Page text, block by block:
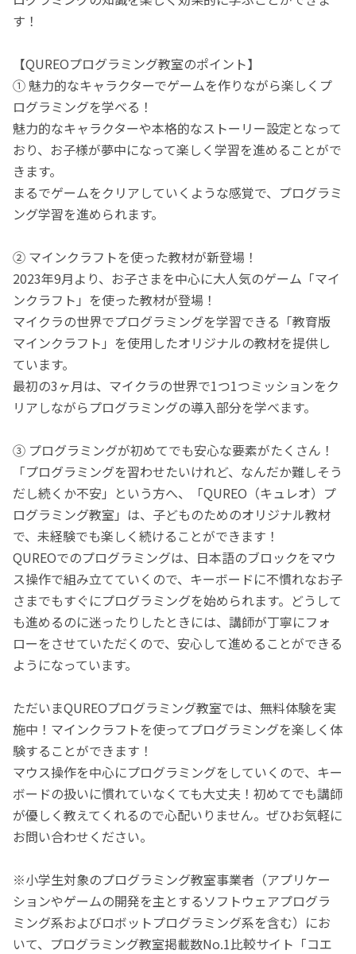
す！
【QUREOプログラミング教室のポイント】
① 魅力的なキャラクターでゲームを作りながら楽しくプ
ログラミングを学べる！
魅力的なキャラクターや本格的なストーリー設定となって
おり、お子様が夢中になって楽しく学習を進めることがで
きます。
まるでゲームをクリアしていくような感覚で、プログラミ
ング学習を進められます。
② マインクラフトを使った教材が新登場！
2023年9月より、お子さまを中心に大人気のゲーム「マイ
ンクラフト」を使った教材が登場！
マイクラの世界でプログラミングを学習できる「教育版
マインクラフト」を使用したオリジナルの教材を提供し
ています。
最初の3ヶ月は、マイクラの世界で1つ1つミッションをク
リアしながらプログラミングの導入部分を学べます。
③ プログラミングが初めてでも安心な要素がたくさん！
「プログラミングを習わせたいけれど、なんだか難しそう
だし続くか不安」という方へ、「QUREO（キュレオ）プ
ログラミング教室」は、子どものためのオリジナル教材
で、未経験でも楽しく続けることができます！
QUREOでのプログラミングは、日本語のブロックをマウ
ス操作で組み立てていくので、キーボードに不慣れなお子
さまでもすぐにプログラミングを始められます。どうして
も進めるのに迷ったりしたときには、講師が丁寧にフォ
ローをさせていただくので、安心して進めることができる
ようになっています。
ただいまQUREOプログラミング教室では、無料体験を実
施中！マインクラフトを使ってプログラミングを楽しく体
験することができます！
マウス操作を中心にプログラミングをしていくので、キー
ボードの扱いに慣れていなくても大丈夫！初めてでも講師
が優しく教えてくれるので心配いりません。ぜひお気軽に
お問い合わせください。
※小学生対象のプログラミング教室事業者（アプリケー
ションやゲームの開発を主とするソフトウェアプログラ
ミング系およびロボットプログラミング系を含む）にお
いて、プログラミング教室掲載数No.1比較サイト「コエ